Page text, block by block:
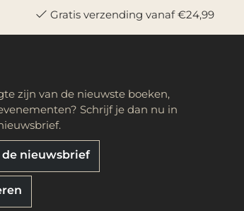
Gratis verzending vanaf €24,99
zijn van de nieuwste boeken,
Schrijf je dan nu in
nieuwsbrief